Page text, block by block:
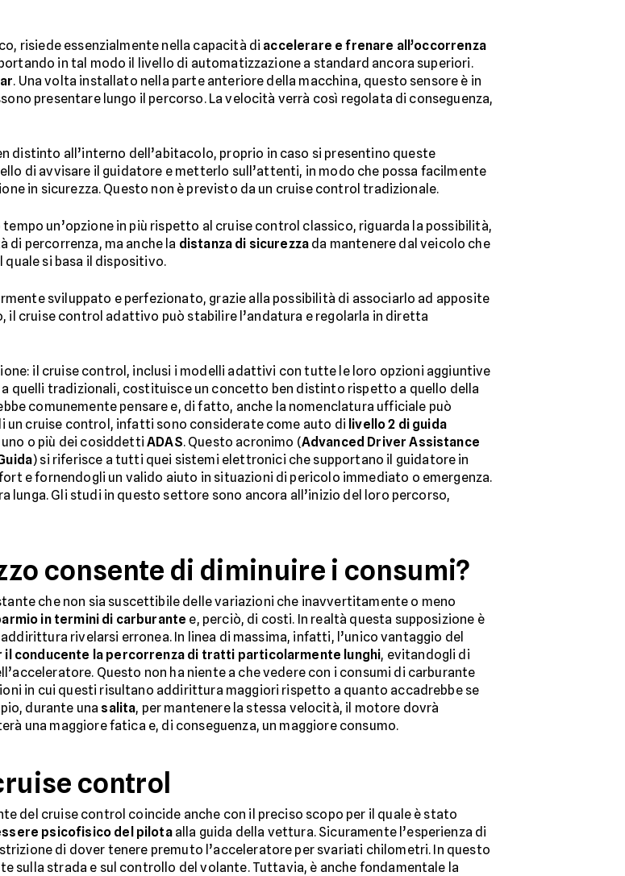
risiede essenzialmente nella capacità di accelerare e frenare all’occorrenza
in tal modo il livello di automatizzazione a standard ancora superiori.
. Una volta installato nella parte anteriore della macchina, questo sensore è in
presentare lungo il percorso. La velocità verrà così regolata di conseguenza,
distinto all’interno dell’abitacolo, proprio in caso si presentino queste
di avvisare il guidatore e metterlo sull’attenti, in modo che possa facilmente
in sicurezza. Questo non è previsto da un cruise control tradizionale.
un’opzione in più rispetto al cruise control classico, riguarda la possibilità,
di percorrenza, ma anche la distanza di sicurezza da mantenere dal veicolo che
si basa il dispositivo.
sviluppato e perfezionato, grazie alla possibilità di associarlo ad apposite
il cruise control adattivo può stabilire l’andatura e regolarla in diretta
il cruise control, inclusi i modelli adattivi con tutte le loro opzioni aggiuntive
quelli tradizionali, costituisce un concetto ben distinto rispetto a quello della
comunemente pensare e, di fatto, anche la nomenclatura ufficiale può
un cruise control, infatti sono considerate come auto di livello 2 di guida
o più dei cosiddettiADAS. Questo acronimo (Advanced Driver Assistance
) si riferisce a tutti quei sistemi elettronici che supportano il guidatore in
e fornendogli un valido aiuto in situazioni di pericolo immediato o emergenza.
lunga. Gli studi in questo settore sono ancora all’inizio del loro percorso,
consente di diminuire i consumi?
che non sia suscettibile delle variazioni che inavvertitamente o meno
in termini di carburante e, perciò, di costi. In realtà questa supposizione è
rivelarsi erronea. In linea di massima, infatti, l’unico vantaggio del
il conducente la percorrenza di tratti particolarmente lunghi, evitandogli di
Questo non ha niente a che vedere con i consumi di carburante
in cui questi risultano addirittura maggiori rispetto a quanto accadrebbe se
durante una salita, per mantenere la stessa velocità, il motore dovrà
una maggiore fatica e, di conseguenza, un maggiore consumo.
control
del cruise control coincide anche con il preciso scopo per il quale è stato
psicofisico del pilotaalla guida della vettura. Sicuramente l’esperienza di
di dover tenere premuto l’acceleratore per svariati chilometri. In questo
sulla strada e sul controllo del volante. Tuttavia, è anche fondamentale la